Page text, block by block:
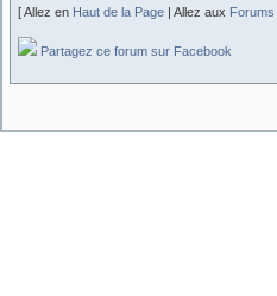
[ Allez en Haut de la Page | Allez aux Forums
Partagez ce forum sur Facebook